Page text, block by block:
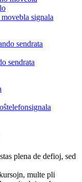
signala
sendrata
plena de defioj, sed
multe pli